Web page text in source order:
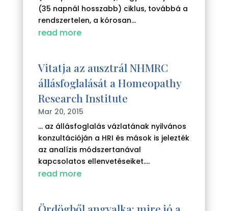
(35 napnál hosszabb) ciklus, továbbá a
rendszertelen, a kórosan...
read more
Vitatja az ausztrál NHMRC
állásfoglalását a Homeopathy
Research Institute
Mar 20, 2015
... az állásfoglalás vázlatának nyilvános
konzultációján a HRI és mások is jelezték
az analízis módszertanával
kapcsolatos ellenvetéseiket....
read more